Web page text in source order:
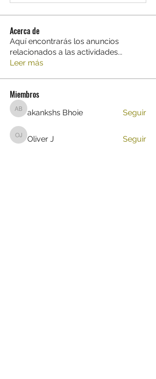
Acerca de
Aquí encontrarás los anuncios
relacionados a las actividades...
Leer más
Miembros
akankshs Bhoie
akankshs Bhoie Seguir
Oliver JOliver J Seguir